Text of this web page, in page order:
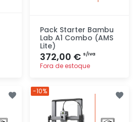
Pack Starter Bambu
Lab A1 Combo (AMS
Lite)
372,00 € s/iva
Fora de estoque
rapidamente
-10%